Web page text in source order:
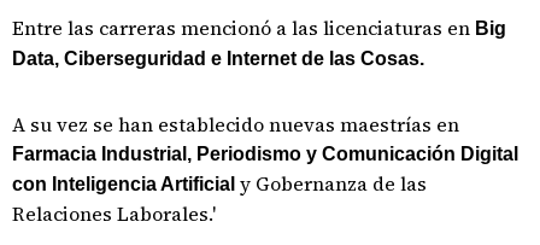
Entre las carreras mencionó a las licenciaturas en Big
Data, Ciberseguridad e Internet de las Cosas.
A su vez se han establecido nuevas maestrías en
Farmacia Industrial, Periodismo y Comunicación Digital
con Inteligencia Artificial y Gobernanza de las
Relaciones Laborales.'